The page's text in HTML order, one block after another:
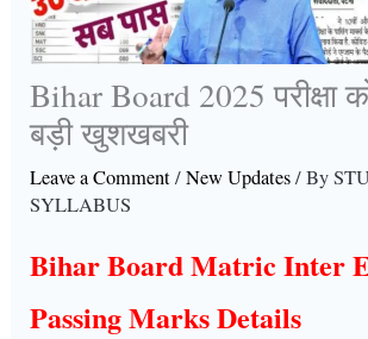
Bihar Board 2025 परीक्षा
बड़ी खुशखबरी
Leave a Comment/New Updates/ By
SYLLABUS
Bihar Board Matric Inter
Passing Marks Details